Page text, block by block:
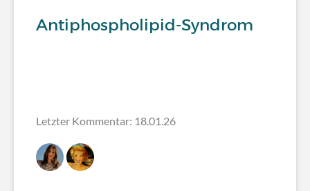
Antiphospholipid-Syndrom
Letzter Kommentar: 18.01.26